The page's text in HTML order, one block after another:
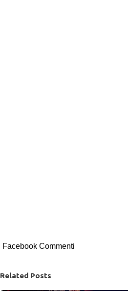
Facebook Commenti
Related Posts